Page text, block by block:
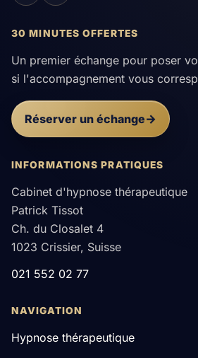
30 MINUTES OFFERTES
Un premier échange pour poser
si l'accompagnement vous
Réserver un échange
INFORMATIONS PRATIQUES
Cabinet d'hypnose thérapeutique
Patrick Tissot
Ch. du Closalet 4
1023 Crissier, Suisse
021 552 02 77
NAVIGATION
Hypnose thérapeutique